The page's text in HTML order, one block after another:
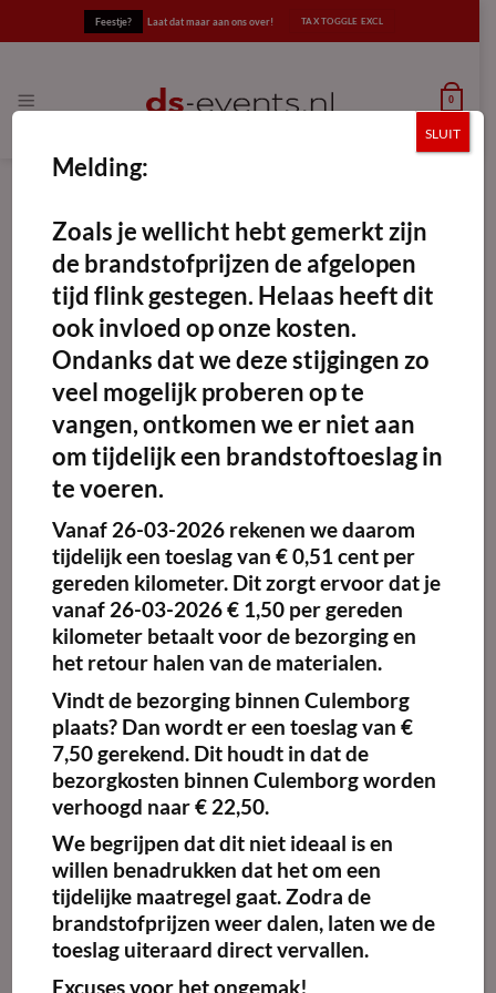
Feestje? Laat dat maar aan ons over!
0
Maak
favoriet!
Slang 5 meter tbv dieselheater
Prijs onbekend
Huurperiode (dagen):
Aantal (stuks):
Melding:
Zoals je wellicht hebt gemerkt zijn
de brandstofprijzen de afgelopen
tijd flink gestegen. Helaas heeft dit
ook invloed op onze kosten.
Ondanks dat we deze stijgingen zo
veel mogelijk proberen op te
vangen, ontkomen we er niet aan
om tijdelijk een brandstoftoeslag in
te voeren.
Vanaf 26-03-2026 rekenen we daarom
tijdelijk een toeslag van € 0,51 cent per
gereden kilometer. Dit zorgt ervoor dat je
vanaf 26-03-2026 € 1,50 per gereden
kilometer betaalt voor de bezorging en
het retour halen van de materialen.
Vindt de bezorging binnen Culemborg
plaats? Dan wordt er een toeslag van €
7,50 gerekend. Dit houdt in dat de
bezorgkosten binnen Culemborg worden
verhoogd naar € 22,50.
We begrijpen dat dit niet ideaal is en
willen benadrukken dat het om een
tijdelijke maatregel gaat. Zodra de
brandstofprijzen weer dalen, laten we de
toeslag uiteraard direct vervallen.
Excuses voor het ongemak!
SLUIT